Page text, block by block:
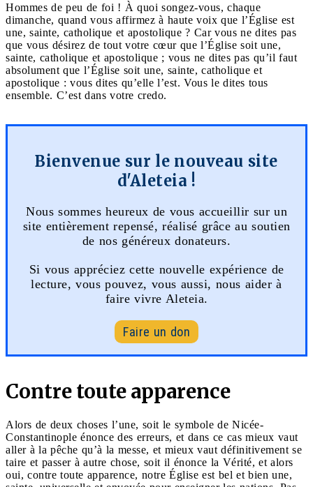
Hommes de peu de foi ! À quoi songez-vous, chaque
dimanche, quand vous affirmez à haute voix que l’Église est
une, sainte, catholique et apostolique ? Car vous ne dites pas
que vous désirez de tout votre cœur que l’Église soit une,
sainte, catholique et apostolique ; vous ne dites pas qu’il faut
absolument que l’Église soit une, sainte, catholique et
apostolique : vous dites qu’elle l’est. Vous le dites tous
ensemble. C’est dans votre credo.
Bienvenue sur le nouveau site
d'Aleteia !
Nous sommes heureux de vous accueillir sur un
site entièrement repensé, réalisé grâce au soutien
de nos généreux donateurs.
Si vous appréciez cette nouvelle expérience de
lecture, vous pouvez, vous aussi, nous aider à
faire vivre Aleteia.
Faire un don
Contre toute apparence
Alors de deux choses l’une, soit le symbole de Nicée-
Constantinople énonce des erreurs, et dans ce cas mieux vaut
aller à la pêche qu’à la messe, et mieux vaut définitivement se
taire et passer à autre chose, soit il énonce la Vérité, et alors
oui, contre toute apparence, notre Église est bel et bien une,